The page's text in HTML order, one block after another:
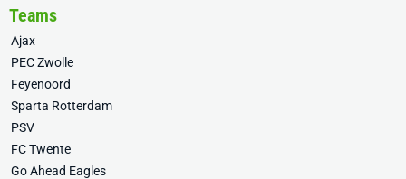
Teams
Ajax
PEC Zwolle
Feyenoord
Sparta Rotterdam
PSV
FC Twente
Go Ahead Eagles